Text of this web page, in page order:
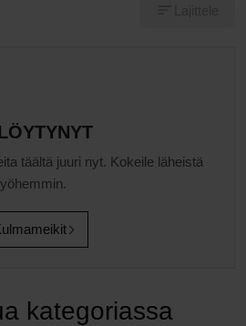
täältä juuri nyt. Kokeile läheistä
kategoriassa